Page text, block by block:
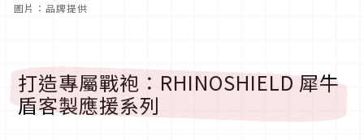
圖片：品牌提供
打造專屬戰袍：RHINOSHIELD 犀牛
盾客製應援系列